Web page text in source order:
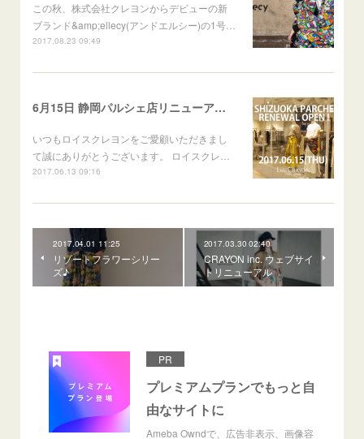
この秋、株式会社クレヨンからデビューの新
ブランド&amp;ellecy(アンドエルシー)の1号…
2017.08.23 09:49
6月15日 静岡パルシェ店リニューアルオープン！
いつもロイスクレヨンをご愛顧いただきまし
て誠にありがとうございます。 ロイスクレ…
2017.06.13 09:16
2017.04.01 11:25
リゾートフラワーシリー
ズ♪
2017.03.30 02:40
CRAYON inc. ウェブサイ
トリニューアル
PR
プレミアムプランでもっと自
由なサイトに
Ameba Owndで、広告非表示、画像容